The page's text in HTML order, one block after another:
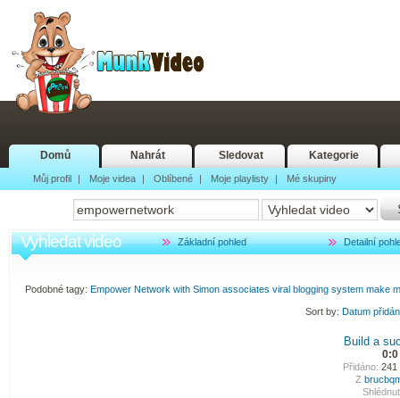
Domů Nahrát Sledovat Kategorie
Můj profil | Moje videa | Oblíbené | Moje playlisty | Mé skupiny
Vyhledat video Základní pohled Detailní
Podobné tagy: Empower Network with Simon associates viral blogging system make
Sort by: Datum
Build a
0:0
Přidáno: 241
Z